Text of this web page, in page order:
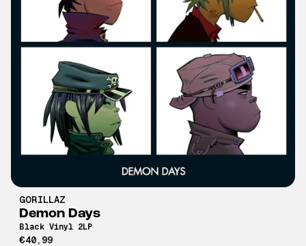
GORILLAZ
Demon Days
Black Vinyl 2LP
€40,99